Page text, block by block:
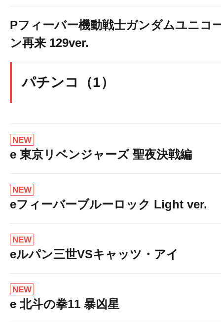
Pフィーバー機動戦士ガンダムユニコ
ン再来 129ver.
パチンコ（1）
NEW
e 東京リベンジャーズ 聖夜決戦編
NEW
eフィーバーブルーロック Light ver.
NEW
eルパン三世VSキャッツ・アイ
NEW
e 北斗の拳11 暴凶星